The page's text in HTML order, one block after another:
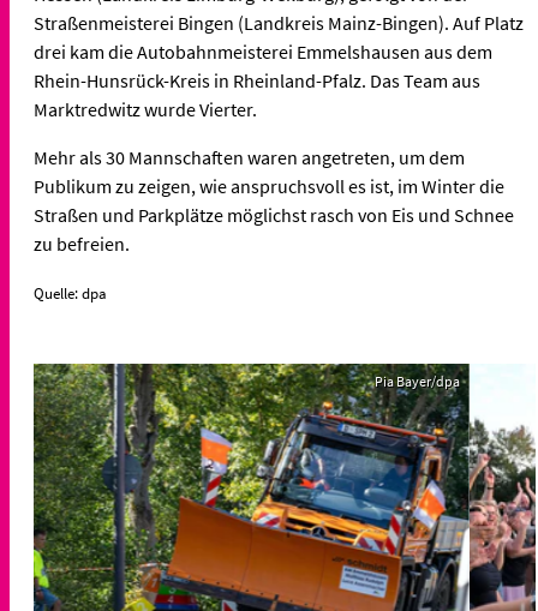
Straßenmeisterei Bingen (Landkreis Mainz-Bingen). Auf Platz
drei kam die Autobahnmeisterei Emmelshausen aus dem
Rhein-Hunsrück-Kreis in Rheinland-Pfalz. Das Team aus
Marktredwitz wurde Vierter.
Mehr als 30 Mannschaften waren angetreten, um dem
Publikum zu zeigen, wie anspruchsvoll es ist, im Winter die
Straßen und Parkplätze möglichst rasch von Eis und Schnee
zu befreien.
Quelle: dpa
Pia Bayer/dpa